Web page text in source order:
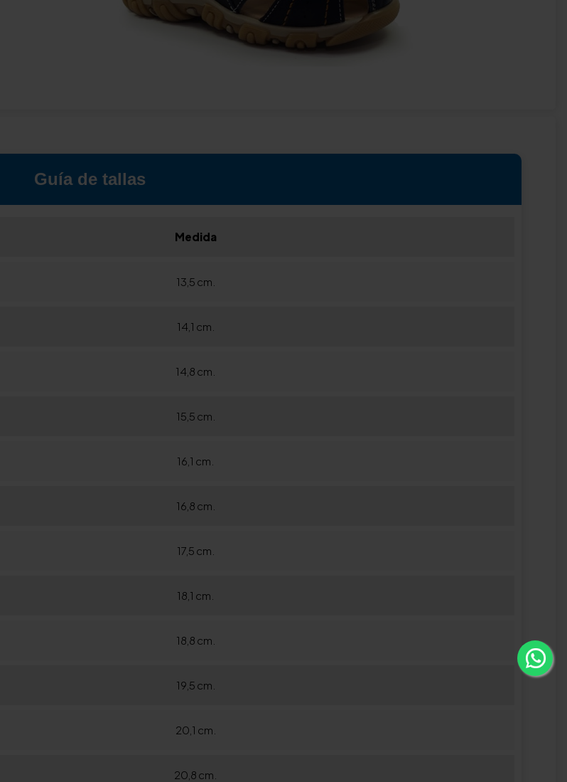
Guía de tallas
Medida
13,5 cm.
14,1 cm.
14,8 cm.
15,5 cm.
16,1 cm.
16,8 cm.
17,5 cm.
18,1 cm.
18,8 cm.
19,5 cm.
20,1 cm.
20,8 cm.